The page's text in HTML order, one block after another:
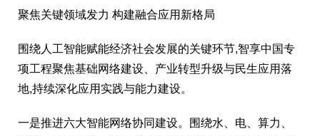
聚焦关键领域发力 构建融合应用新格局
围绕人工智能赋能经济社会发展的关键环节,智享中国专
项工程聚焦基础网络建设、产业转型升级与民生应用落
地,持续深化应用实践与能力建设。
一是推进六大智能网络协同建设。围绕水、电、算力、